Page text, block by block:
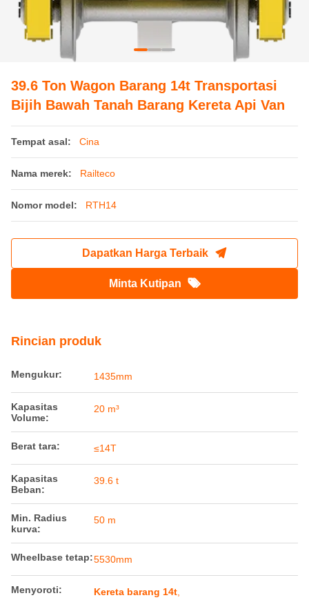
39.6 Ton Wagon Barang 14t Transportasi
Bijih Bawah Tanah Barang Kereta Api Van
Tempat asal: Cina
Nama merek: Railteco
Nomor model: RTH14
Dapatkan Harga Terbaik
Minta Kutipan
Rincian produk
Mengukur: 1435mm
Kapasitas
Volume:
20 m³
Berat tara: ≤14T
Kapasitas
Beban:
39.6 t
Min. Radius
kurva:
50 m
Wheelbase tetap:5530mm
Menyoroti: Kereta barang 14t